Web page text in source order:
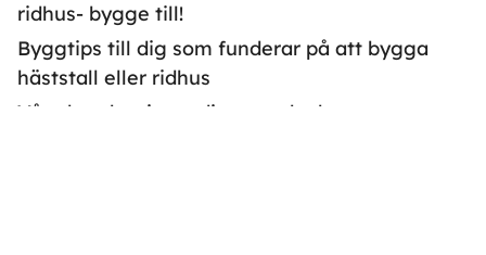
ridhus- bygge till!
Byggtips till dig som funderar på att bygga
häststall eller ridhus
Våra kunder tipsar dig som ska bygga